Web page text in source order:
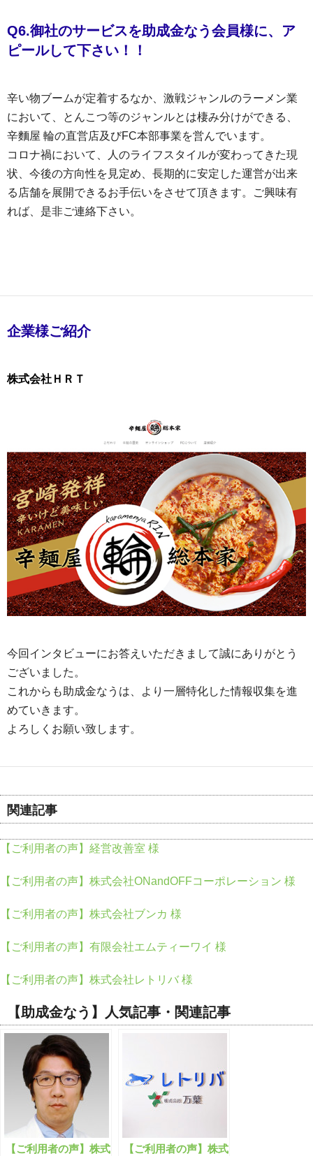
Q6.御社のサービスを助成金なう会員様に、ア
ピールして下さい！！
辛い物ブームが定着するなか、激戦ジャンルのラーメン業
において、とんこつ等のジャンルとは棲み分けができる、
辛麵屋 輪の直営店及びFC本部事業を営んでいます。
コロナ禍において、人のライフスタイルが変わってきた現
状、今後の方向性を見定め、長期的に安定した運営が出来
る店舗を展開できるお手伝いをさせて頂きます。ご興味有
れば、是非ご連絡下さい。
企業様ご紹介
株式会社ＨＲＴ
今回インタビューにお答えいただきまして誠にありがとう
ございました。
これからも助成金なうは、より一層特化した情報収集を進
めていきます。
よろしくお願い致します。
関連記事
【ご利用者の声】経営改善室 様
【ご利用者の声】株式会社ONandOFFコーポレーション 様
【ご利用者の声】株式会社ブンカ 様
【ご利用者の声】有限会社エムティーワイ 様
【ご利用者の声】株式会社レトリバ 様
【助成金なう】人気記事・関連記事
【ご利用者の声】株式
【ご利用者の声】株式